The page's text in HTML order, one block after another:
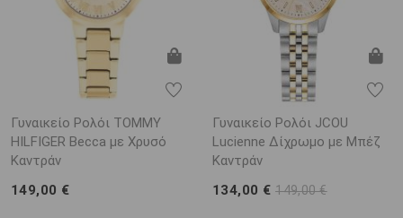
Γυναικείο Ρολόι TOMMY
HILFIGER Becca με Χρυσό
Καντράν
149,00 €
Γυναικείο Ρολόι JCOU
Lucienne Δίχρωμο με Μπέζ
Καντράν
134,00 €149,00 €